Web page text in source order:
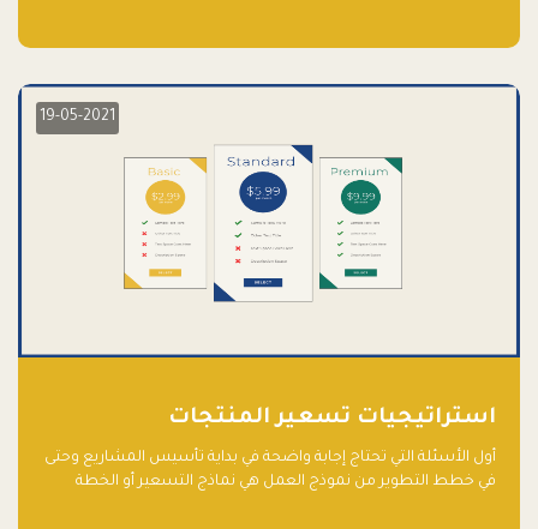
19-05-2021
استراتيجيات تسعير المنتجات
أول الأسئلة التي تحتاج إجابة واضحة في بداية تأسيس المشاريع وحتى
في خطط التطوير من نموذج العمل هي نماذج التسعير أو الخطة